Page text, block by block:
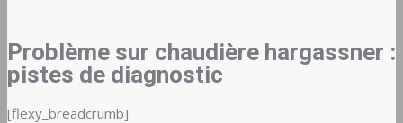
Problème sur chaudière hargassner :
pistes de diagnostic
[flexy_breadcrumb]